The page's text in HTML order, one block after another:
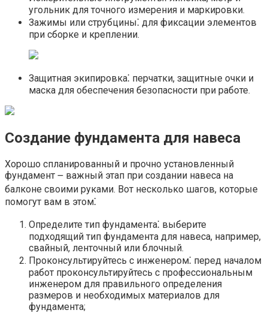
угольник для точного измерения и маркировки.​
Зажимы или струбцины⁚ для фиксации элементов
при сборке и креплении.​
Защитная экипировка⁚ перчатки, защитные очки и
маска для обеспечения безопасности при работе.​
Создание фундамента для навеса
Хорошо спланированный и прочно установленный
фундамент ౼ важный этап при создании навеса на
балконе своими руками.​ Вот несколько шагов, которые
помогут вам в этом⁚
Определите тип фундамента⁚ выберите
подходящий тип фундамента для навеса, например,
свайный, ленточный или блочный.​
Проконсультируйтесь с инженером⁚ перед началом
работ проконсультируйтесь с профессиональным
инженером для правильного определения
размеров и необходимых материалов для
фундамента;